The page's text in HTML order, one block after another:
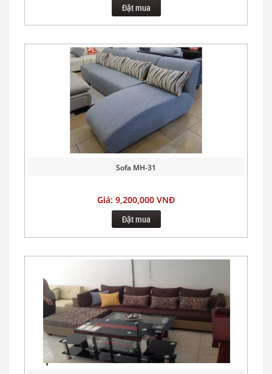
Đặt mua
Sofa MH-31
Giá: 9,200,000 VNĐ
Đặt mua